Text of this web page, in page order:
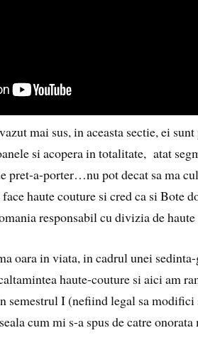
mai sus, in aceasta sectie, ei
si acopera in totalitate, atat
pret-a-porter…nu pot decat sa ma
haute couture si cred ca si Bote
responsabil cu divizia de
oara in viata, in cadrul unei
haute-couture si aici am
semestrul I (nefiind legal sa
cum mi s-a spus de catre onorata